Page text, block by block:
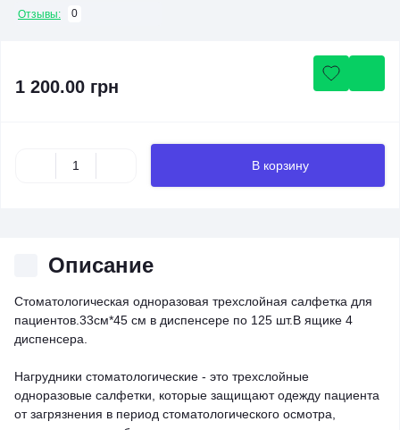
Отзывы: 0
1 200.00 грн
В корзину
Описание
Стоматологическая одноразовая трехслойная салфетка для
пациентов.33см*45 см в диспенсере по 125 шт.В ящике 4
диспенсера.
Нагрудники стоматологические - это трехслойные
одноразовые салфетки, которые защищают одежду пациента
от загрязнения в период стоматологического осмотра,